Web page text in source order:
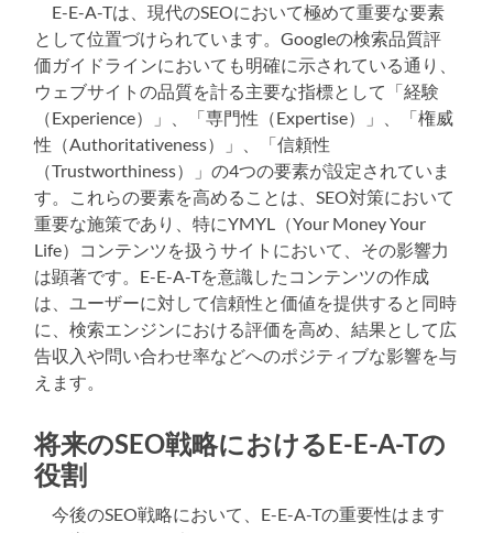
E-E-A-Tは、現代のSEOにおいて極めて重要な要素
として位置づけられています。Googleの検索品質評
価ガイドラインにおいても明確に示されている通り、
ウェブサイトの品質を計る主要な指標として「経験
（Experience）」、「専門性（Expertise）」、「権威
性（Authoritativeness）」、「信頼性
（Trustworthiness）」の4つの要素が設定されていま
す。これらの要素を高めることは、SEO対策において
重要な施策であり、特にYMYL（Your Money Your
Life）コンテンツを扱うサイトにおいて、その影響力
は顕著です。E-E-A-Tを意識したコンテンツの作成
は、ユーザーに対して信頼性と価値を提供すると同時
に、検索エンジンにおける評価を高め、結果として広
告収入や問い合わせ率などへのポジティブな影響を与
えます。
将来のSEO戦略におけるE-E-A-Tの
役割
今後のSEO戦略において、E-E-A-Tの重要性はます